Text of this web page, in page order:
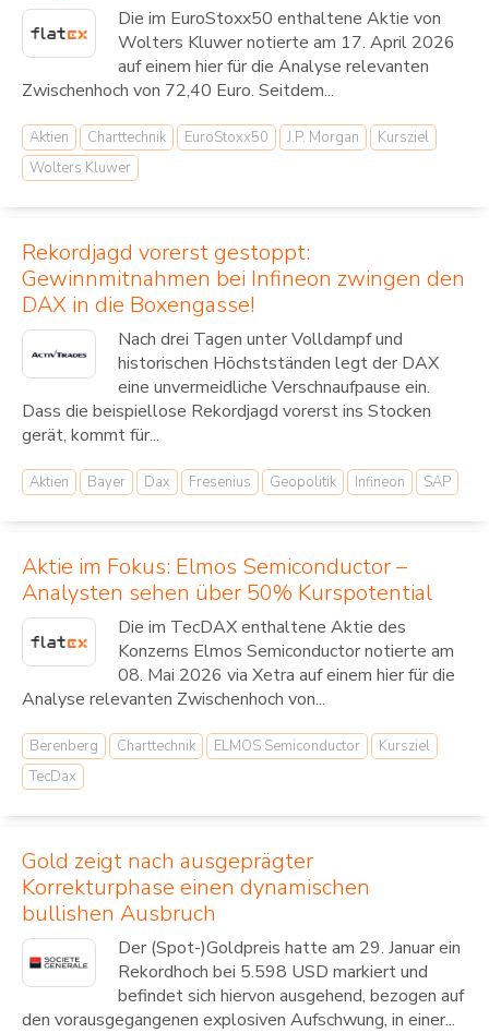
Die im EuroStoxx50 enthaltene Aktie von
Wolters Kluwer notierte am 17. April 2026
auf einem hier für die Analyse relevanten
Zwischenhoch von 72,40 Euro. Seitdem...
Aktien Charttechnik EuroStoxx50 J.P. Morgan
Kursziel
Wolters Kluwer
Rekordjagd vorerst gestoppt:
Gewinnmitnahmen bei Infineon zwingen den
DAX in die Boxengasse!
Nach drei Tagen unter Volldampf und
historischen Höchstständen legt der DAX
eine unvermeidliche Verschnaufpause ein.
Dass die beispiellose Rekordjagd vorerst ins Stocken
gerät, kommt für...
Aktien Bayer Dax Fresenius Geopolitik Infineon SAP
Aktie im Fokus: Elmos Semiconductor –
Analysten sehen über 50% Kurspotential
Die im TecDAX enthaltene Aktie des
Konzerns Elmos Semiconductor notierte am
08. Mai 2026 via Xetra auf einem hier für die
Analyse relevanten Zwischenhoch von...
Berenberg Charttechnik ELMOS Semiconductor
Kursziel
TecDax
Gold zeigt nach ausgeprägter
Korrekturphase einen dynamischen
bullishen Ausbruch
Der (Spot-)Goldpreis hatte am 29. Januar ein
Rekordhoch bei 5.598 USD markiert und
befindet sich hiervon ausgehend, bezogen auf
den vorausgegangenen explosiven Aufschwung, in einer...